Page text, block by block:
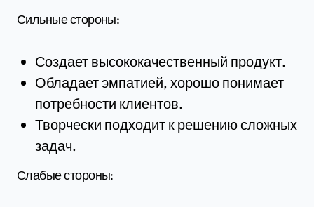
Сильные стороны:
Создает высококачественный продукт.
Обладает эмпатией, хорошо понимает
потребности клиентов.
Творчески подходит к решению сложных
задач.
Слабые стороны: